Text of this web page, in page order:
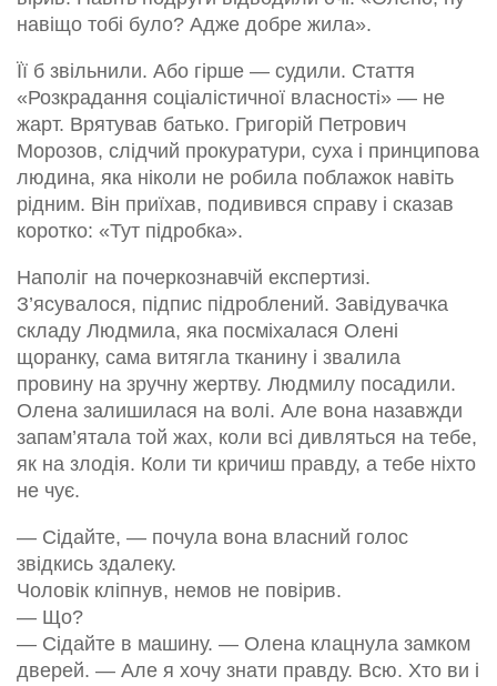
навіщо тобі було? Адже добре жила».
Її б звільнили. Або гірше — судили. Стаття
«Розкрадання соціалістичної власності» — не
жарт. Врятував батько. Григорій Петрович
Морозов, слідчий прокуратури, суха і принципова
людина, яка ніколи не робила поблажок навіть
рідним. Він приїхав, подивився справу і сказав
коротко: «Тут підробка».
Наполіг на почеркознавчій експертизі.
З’ясувалося, підпис підроблений. Завідувачка
складу Людмила, яка посміхалася Олені
щоранку, сама витягла тканину і звалила
провину на зручну жертву. Людмилу посадили.
Олена залишилася на волі. Але вона назавжди
запам’ятала той жах, коли всі дивляться на тебе,
як на злодія. Коли ти кричиш правду, а тебе ніхто
не чує.
— Сідайте, — почула вона власний голос
звідкись здалеку.
Чоловік кліпнув, немов не повірив.
— Що?
— Сідайте в машину. — Олена клацнула замком
дверей. — Але я хочу знати правду. Всю. Хто ви і